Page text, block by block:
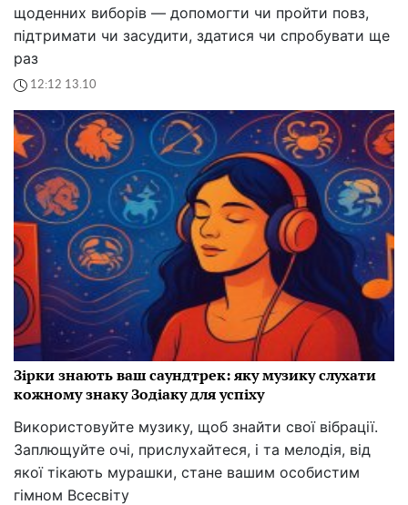
щоденних виборів — допомогти чи пройти повз,
підтримати чи засудити, здатися чи спробувати ще
раз
12:12 13.10
Зірки знають ваш саундтрек: яку музику слухати
кожному знаку Зодіаку для успіху
Використовуйте музику, щоб знайти свої вібрації.
Заплющуйте очі, прислухайтеся, і та мелодія, від
якої тікають мурашки, стане вашим особистим
гімном Всесвіту